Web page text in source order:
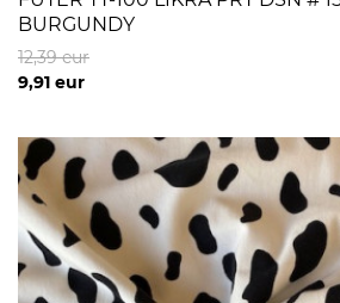
BURGUNDY
9,91 eur
12,39eur